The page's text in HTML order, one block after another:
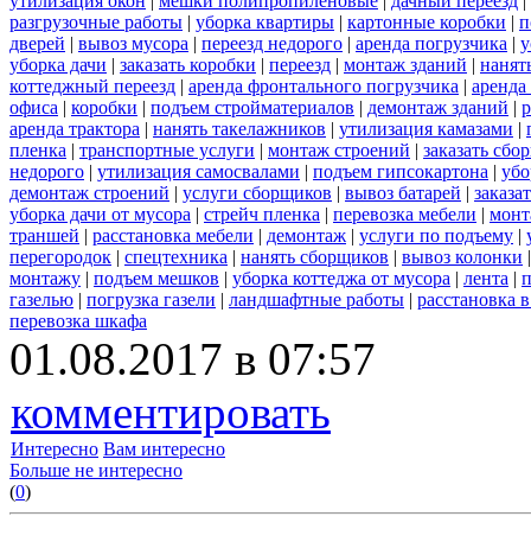
разгрузочные работы | уборка квартиры | картонные коробки |
дверей | вывоз мусора | переезд недорого | аренда погрузчика |
уборка дачи | заказать коробки | переезд | монтаж зданий |
коттеджный переезд | аренда фронтального погрузчика |
офиса | коробки | подъем стройматериалов | демонтаж зданий |
аренда трактора | нанять такелажников | утилизация камазами |
пленка | транспортные услуги | монтаж строений | заказать
недорого | утилизация самосвалами | подъем гипсокартона |
демонтаж строений | услуги сборщиков | вывоз батарей |
уборка дачи от мусора | стрейч пленка | перевозка мебели |
траншей | расстановка мебели | демонтаж | услуги по подъему |
перегородок | спецтехника | нанять сборщиков | вывоз колонки
монтажу | подъем мешков | уборка коттеджа от мусора | лента |
газелью | погрузка газели | ландшафтные работы | расстановка
перевозка шкафа
01.08.2017 в 07:57
комментировать
Интересно Вам интересно
Больше не интересно
(0)